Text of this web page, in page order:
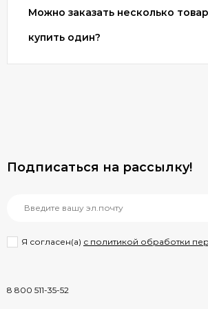
Можно заказать несколько
купить один?
Подписаться на рассылкy!
Я согласен(a) с политикой обработки
8 800 511-35-52